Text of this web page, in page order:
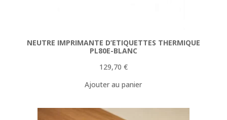
NEUTRE IMPRIMANTE D’ETIQUETTES THERMIQUE
PL80E-BLANC
129,70 €
Ajouter au panier